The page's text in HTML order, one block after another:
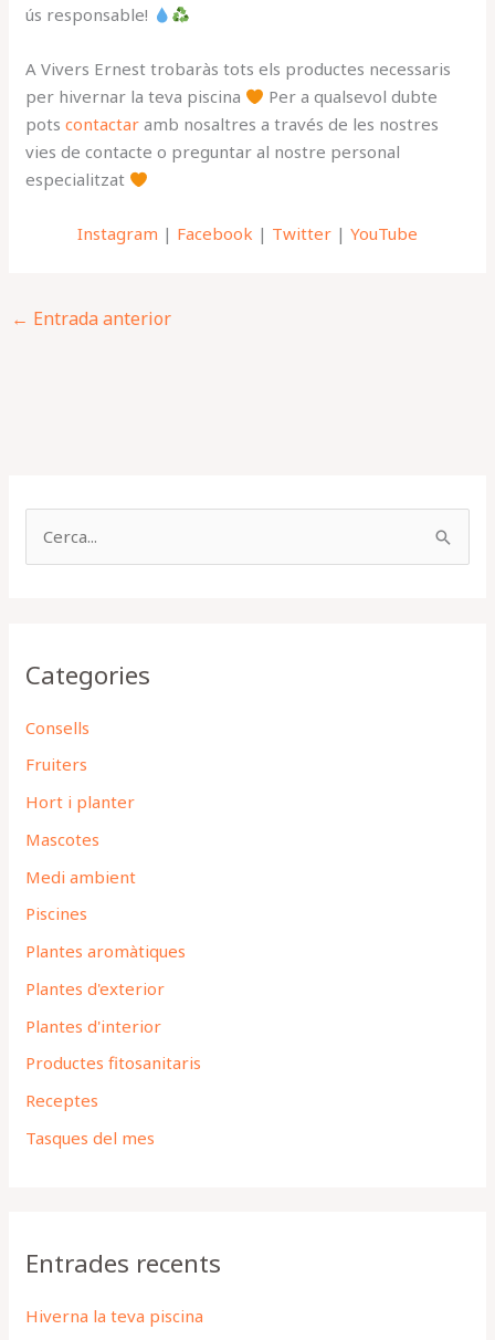
ús responsable!
A Vivers Ernest trobaràs tots els productes necessaris
per hivernar la teva piscina
Per a qualsevol dubte
potscontactaramb nosaltres a través de les nostres
vies de contacte o preguntar al nostre personal
especialitzat
Instagram | Facebook | Twitter | YouTube
← Entrada anterior
a
Categories
Consells
Fruiters
Hort i planter
Mascotes
Medi ambient
Piscines
Plantes aromàtiques
Plantes d'exterior
Plantes d'interior
Productes fitosanitaris
Receptes
Tasques del mes
Entrades recents
Hiverna la teva piscina